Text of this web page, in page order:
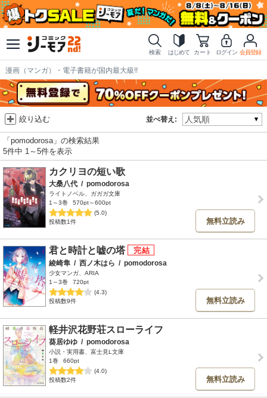
検索 はじめて カート ログイン 会員登録
漫画（マンガ）・電子書籍が国内最大級!!
並べ替え:
絞り込む
「pomodorosa」の検索結果
5件中 1～5件を表示
カクリヨの短い歌
大桑八代 / pomodorosa
ライトノベル、ガガガ文庫
1～3巻
570pt～600pt
(5.0)
投稿数1件
無料立読み
君と時計と嘘の塔
綾崎隼 / 西ノ木はら / pomodorosa
少女マンガ、ARIA
1～3巻
720pt
(4.3)
投稿数9件
無料立読み
軽井沢花野荘スローライフ
葵居ゆゆ / pomodorosa
小説・実用書、富士見L文庫
1巻
660pt
(4.0)
投稿数2件
無料立読み